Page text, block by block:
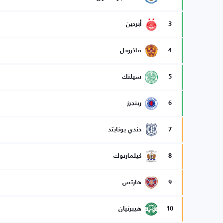
3 أبردين
4 ماذرويل
5 سيلتك
6 رينجرز
7 دندي يونايتد
8 كيلمارنوك
9 هارتس
10 هيبرنيان